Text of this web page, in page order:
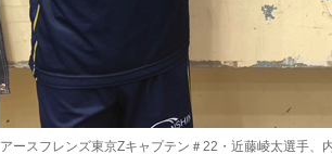
アースフレンズ東京Zキャプテン＃22・近藤崚太選手、